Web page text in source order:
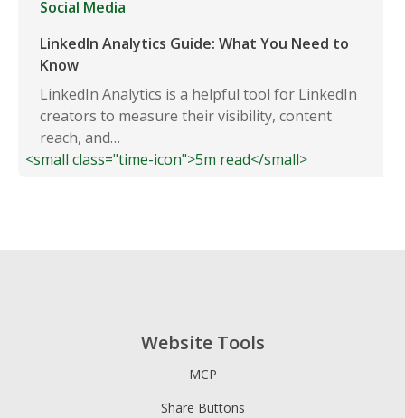
Social Media
LinkedIn Analytics Guide: What You Need to
Know
LinkedIn Analytics is a helpful tool for LinkedIn
creators to measure their visibility, content
reach, and…
<small class="time-icon">5m read</small>
Website Tools
MCP
Share Buttons